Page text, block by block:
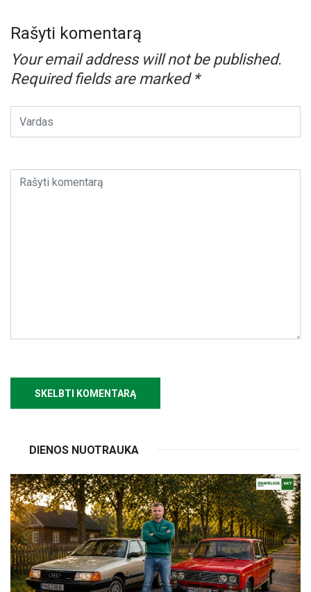
Rašyti komentarą
Your email address will not be published.
Required fields are marked *
DIENOS NUOTRAUKA